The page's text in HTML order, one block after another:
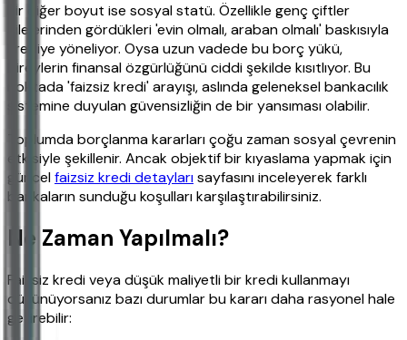
Bir diğer boyut ise sosyal statü. Özellikle genç çiftler
ailelerinden gördükleri 'evin olmalı, araban olmalı' baskısıyla
krediye yöneliyor. Oysa uzun vadede bu borç yükü,
bireylerin finansal özgürlüğünü ciddi şekilde kısıtlıyor. Bu
noktada 'faizsiz kredi' arayışı, aslında geleneksel bankacılık
sistemine duyulan güvensizliğin de bir yansıması olabilir.
Toplumda borçlanma kararları çoğu zaman sosyal çevrenin
etkisiyle şekillenir. Ancak objektif bir kıyaslama yapmak için
güncelfaizsiz kredi detaylarısayfasını inceleyerek farklı
bankaların sunduğu koşulları karşılaştırabilirsiniz.
Ne Zaman Yapılmalı?
Faizsiz kredi veya düşük maliyetli bir kredi kullanmayı
düşünüyorsanız bazı durumlar bu kararı daha rasyonel hale
getirebilir: